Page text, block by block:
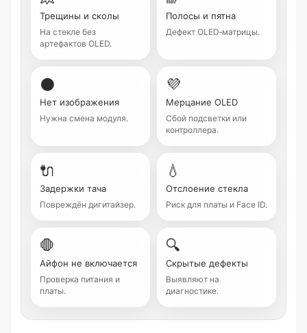
Трещины и сколы
На стекле без
артефактов OLED.
Полосы и пятна
Дефект OLED‑матрицы.
⚫
Нет изображения
Нужна смена модуля.
💜
Мерцание OLED
Сбой подсветки или
контроллера.
🔌
Задержки тача
Повреждён дигитайзер.
💧
Отслоение стекла
Риск для платы и Face ID.
🛑
Айфон не включается
Проверка питания и
платы.
🔍
Скрытые дефекты
Выявляют на
диагностике.